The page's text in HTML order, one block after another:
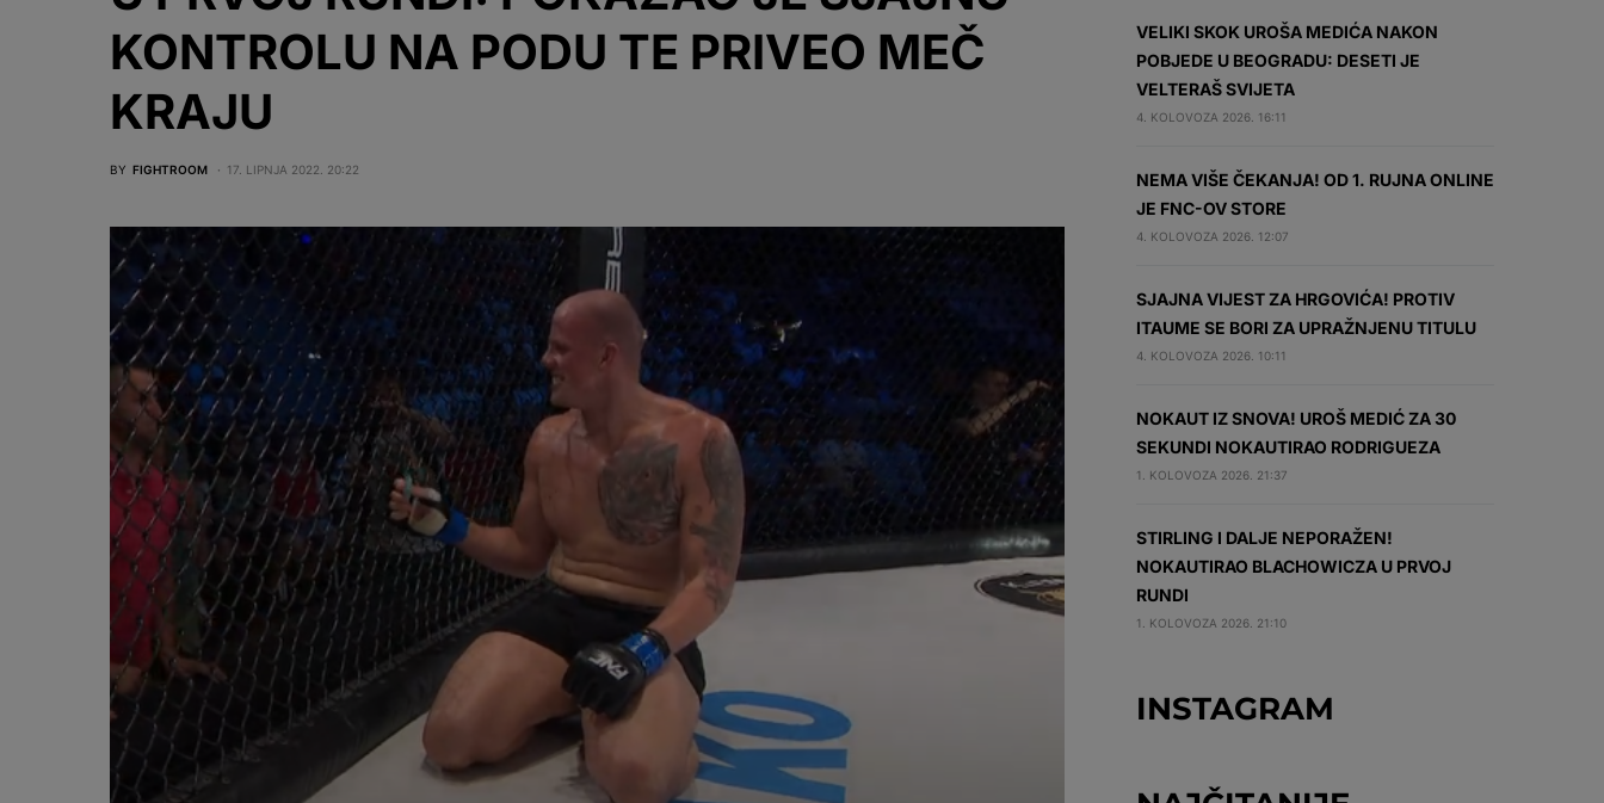
KONTROLU NA PODU TE PRIVEO MEČ
KRAJU
BY FIGHTROOM 17. LIPNJA 2022. 20:22
VELIKI SKOK UROŠA MEDIĆA NAKON
POBJEDE U BEOGRADU: DESETI JE
VELTERAŠ SVIJETA
4. KOLOVOZA 2026. 16:11
NEMA VIŠE ČEKANJA! OD 1. RUJNA ONLINE
JE FNC-OV STORE
4. KOLOVOZA 2026. 12:07
SJAJNA VIJEST ZA HRGOVIĆA! PROTIV
ITAUME SE BORI ZA UPRAŽNJENU TITULU
4. KOLOVOZA 2026. 10:11
NOKAUT IZ SNOVA! UROŠ MEDIĆ ZA 30
SEKUNDI NOKAUTIRAO RODRIGUEZA
1. KOLOVOZA 2026. 21:37
STIRLING I DALJE NEPORAŽEN!
NOKAUTIRAO BLACHOWICZA U PRVOJ
RUNDI
1. KOLOVOZA 2026. 21:10
INSTAGRAM